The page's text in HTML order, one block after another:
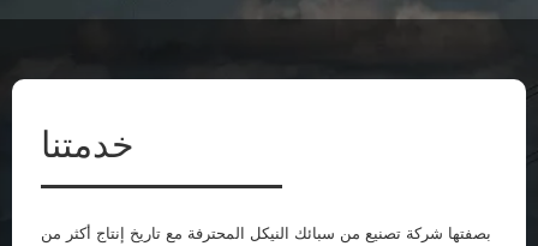
خدمتنا
بصفتها شركة تصنيع من سبائك النيكل المحترفة مع تاريخ إنتاج أكثر من